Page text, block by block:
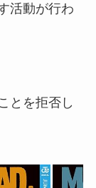
活動が行わ
とを拒否し